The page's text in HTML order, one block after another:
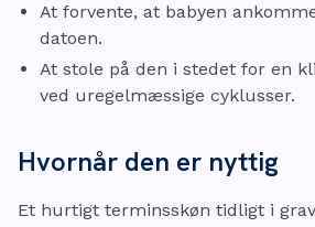
At forvente, at babyen
datoen.
At stole på den i stedet for en
ved uregelmæssige cyklusser.
Hvornår den er nyttig
Et hurtigt terminsskøn tidligt i